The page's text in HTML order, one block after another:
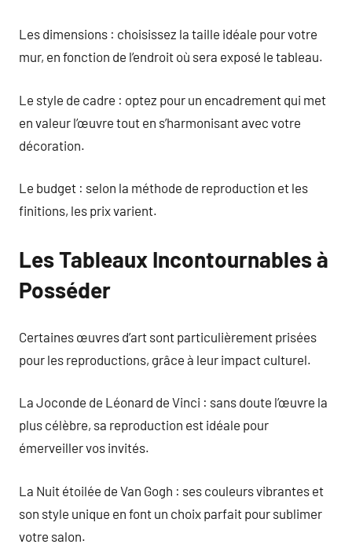
Les dimensions : choisissez la taille idéale pour votre
mur, en fonction de l’endroit où sera exposé le tableau.
Le style de cadre : optez pour un encadrement qui met
en valeur l’œuvre tout en s’harmonisant avec votre
décoration.
Le budget : selon la méthode de reproduction et les
finitions, les prix varient.
Les Tableaux Incontournables à
Posséder
Certaines œuvres d’art sont particulièrement prisées
pour les reproductions, grâce à leur impact culturel.
La Joconde de Léonard de Vinci : sans doute l’œuvre la
plus célèbre, sa reproduction est idéale pour
émerveiller vos invités.
La Nuit étoilée de Van Gogh : ses couleurs vibrantes et
son style unique en font un choix parfait pour sublimer
votre salon.